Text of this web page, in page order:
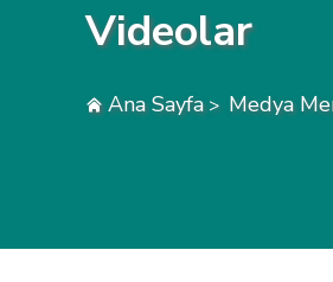
DESTEK VE HIZMETLER
BIZE ULAŞIN
Videolar
Ana Sayfa> Medya